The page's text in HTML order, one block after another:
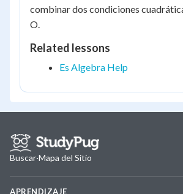
combinar dos condiciones
O.
Related lessons
Es Algebra Help
Buscar·Mapa del Sitio
APRENDIZAJE